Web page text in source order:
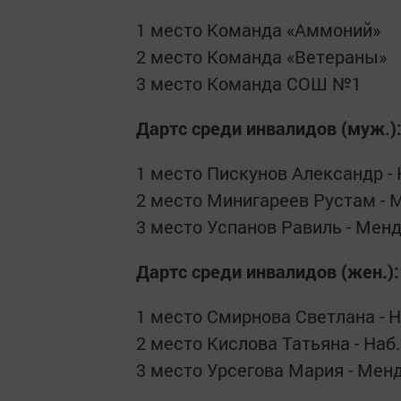
1 место Команда «Аммоний»
2 место Команда «Ветераны»
3 место Команда СОШ №1
Дартс среди инвалидов (муж.):
1 место Пискунов Александр
2 место Минигареев Рустам -
3 место Успанов Равиль -
Дартс среди инвалидов (жен.):
1 место Смирнова Светлана -
2 место Кислова Татьяна -
3 место Урсегова Мария -